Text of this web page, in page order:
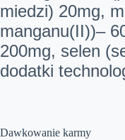
miedzi) 20mg,
manganu(II))–
200mg, selen
dodatki
Dawkowanie karmy